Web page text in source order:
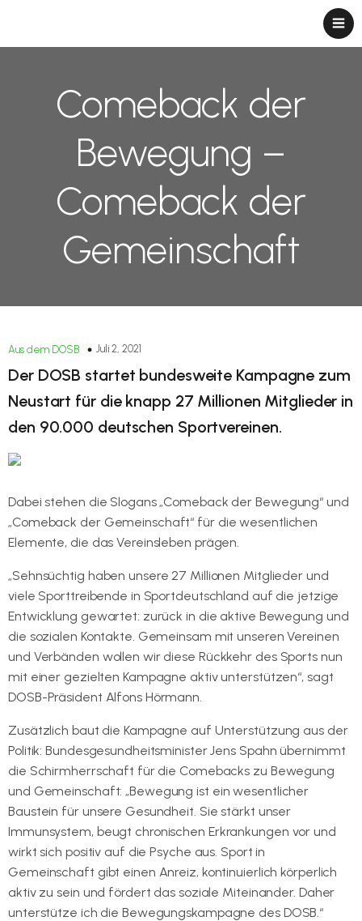
Comeback der
Bewegung –
Comeback der
Gemeinschaft
Aus dem DOSB Juli 2, 2021
Der DOSB startet bundesweite Kampagne zum
Neustart für die knapp 27 Millionen Mitglieder in
den 90.000 deutschen Sportvereinen.
Dabei stehen die Slogans „Comeback der Bewegung“ und
„Comeback der Gemeinschaft“ für die wesentlichen
Elemente, die das Vereinsleben prägen.
„Sehnsüchtig haben unsere 27 Millionen Mitglieder und
viele Sporttreibende in Sportdeutschland auf die jetzige
Entwicklung gewartet: zurück in die aktive Bewegung und
die sozialen Kontakte. Gemeinsam mit unseren Vereinen
und Verbänden wollen wir diese Rückkehr des Sports nun
mit einer gezielten Kampagne aktiv unterstützen“, sagt
DOSB-Präsident Alfons Hörmann.
Zusätzlich baut die Kampagne auf Unterstützung aus der
Politik: Bundesgesundheitsminister Jens Spahn übernimmt
die Schirmherrschaft für die Comebacks zu Bewegung
und Gemeinschaft: „Bewegung ist ein wesentlicher
Baustein für unsere Gesundheit. Sie stärkt unser
Immunsystem, beugt chronischen Erkrankungen vor und
wirkt sich positiv auf die Psyche aus. Sport in
Gemeinschaft gibt einen Anreiz, kontinuierlich körperlich
aktiv zu sein und fördert das soziale Miteinander. Daher
unterstütze ich die Bewegungskampagne des DOSB.“